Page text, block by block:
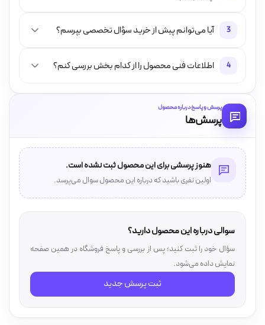
3 آیا می‌توانم پیش از خرید سؤال تخصصی بپرسم؟
4 اطلاعات فنی محصول را از کدام بخش بررسی کنم؟
پرسش و پاسخ درباره محصول
پرسش‌ها
هنوز پرسشی برای این محصول ثبت نشده است.
اولین نفری باشید که درباره این محصول سوال می‌پرسد.
سوالی درباره این محصول دارید؟
سؤال خود را ثبت کنید؛ پس از بررسی و پاسخ فروشگاه در همین صفحه
نمایش داده می‌شود.
ثبت پرسش جدید